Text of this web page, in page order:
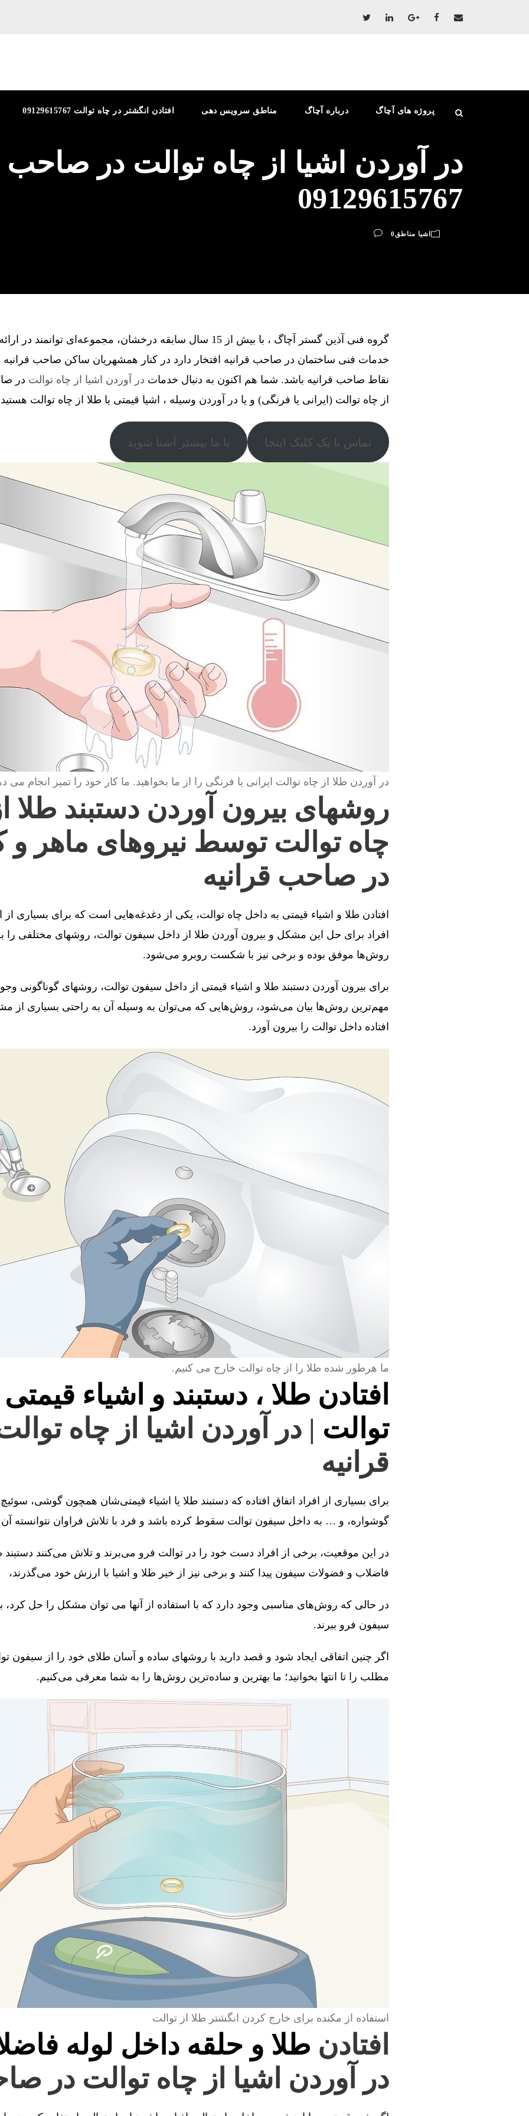
افتادن انگشتر در چاه توالت 09129615767 مناطق سرویس دهی درباره آچاگ پروژه های آچاگ
در آوردن اشیا از چاه توالت در صاحب‌
09129615767
اشیا مناطق 0
گروه فنی آذین گستر آچاگ ، با بیش از 15 سال سابقه درخشان، مجموعه‌ای
خدمات فنی ساختمان در صاحب‌ قرانیه افتخار دارد در کنار همشهریان ساکن صاحب‌
نقاط صاحب‌ قرانیه باشد. شما هم اکنون به دنبال خدمات در آوردن اشیا از چاه توالت در
از چاه توالت (ایرانی یا فرنگی) و یا در آوردن وسیله ، اشیا قیمتی یا طلا از چاه توالت
تماس با یک کلیک اینجا با ما بیشتر آشنا شوید
در آوردن طلا از چاه توالت ایرانی یا فرنگی را از ما بخواهید. ما کار خود را تمیز انجام می
روشهای بیرون آوردن دستبند طلا
چاه توالت توسط نیروهای ماهر و
در صاحب‌ قرانیه
افتادن طلا و اشیاء قیمتی به داخل چاه توالت، یکی از دغدغه‌هایی است که برای بسیاری
افراد برای حل این مشکل و بیرون آوردن طلا از داخل سیفون توالت، روشهای مختلفی را
روش‌ها موفق بوده و برخی نیز با شکست روبرو می‌شود.
برای بیرون آوردن دستبند طلا و اشیاء قیمتی از داخل سیفون توالت، روشهای گوناگونی
مهم‌ترین روش‌ها بیان می‌شود، روش‌هایی که می‌توان به وسیله آن به راحتی بسیاری از
افتاده داخل توالت را بیرون آورد.
ما هرطور شده طلا را از چاه توالت خارج می کنیم.
افتادن طلا ، دستبند و اشیاء
توالت | در آوردن اشیا از چاه
قرانیه
برای بسیاری از افراد اتفاق افتاده که دستبند طلا یا اشیاء قیمتی‌شان همچون گوشی،
گوشواره، و … به داخل سیفون توالت سقوط کرده باشد و فرد با تلاش فراوان نتوانسته آن
در این موقعیت، برخی از افراد دست خود را در توالت فرو می‌برند و تلاش می‌کنند دستبند
فاضلاب و فضولات سیفون پیدا کنند و برخی نیز از خیر طلا و اشیا با ارزش خود می‌گذرند،
در حالی که روش‌های مناسبی وجود دارد که با استفاده از آنها می توان مشکل را حل
سیفون فرو ببرند.
اگر چنین اتفاقی ایجاد شود و قصد دارید با روشهای ساده و آسان طلای خود را از سیفون
مطلب را تا انتها بخوانید؛ ما بهترین و ساده‌ترین روش‌ها را به شما معرفی می‌کنیم.
استفاده از مکنده برای خارج کردن انگشتر طلا از توالت
افتادن طلا و حلقه داخل لوله
در آوردن اشیا از چاه توالت در